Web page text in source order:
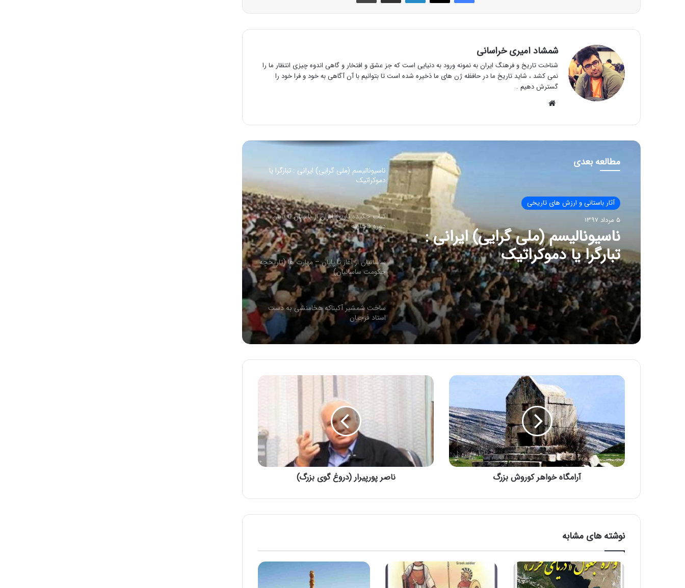
شمشاد امیری خراسانی
شناخت تاریخ و فرهنگ ایران به نمونه ورود به دنیایی است که جز عشق و افتخار و گاهی اندوه چیزی انتظار ما را
نمی کشد ، شاید تاریخ ما در حافظه ژن های ما ذخیره شده است تا بتوانیم با آن آگاهی به خود و فرا خود را
گسترش دهیم .
مطالعه بعدی
آثار باستانی و ارزش های تاریخی
۵ مرداد ۱۳۹۷
ناسیونالیسم (ملی گرایی) ایرانی :
تبارگرا یا دموکراتیک
نگاهی بر اسطوره های ایران زمین
یادگار عصر ساسانی در شمال جمهوری باکو،
ناسیونالیسم (ملی گرایی) ایرانی : تبارگرا یا
دموکراتیک
کتاب چکیده تاریخ ایران از باستان تا پایان
دوره قاجاربه
ساسانیان از آغاز تا پایان – مهارت ها (تاریخچه
حکومت ساسانیان)
ساخت شمشیر آکیناکه هخامنشی به دست
استاد فرجیان
آشنایی با برزویه پزشك
نگاهی بر اسطوره های ایران زمین
تاریخچه خلیج فارس خلیج پارس (خلیج
مجذوب کننده است
آرامگاه خواهر کوروش بزرگ ناصر پورپیرار (دروغ گوی بزرگ)
نوشته های مشابه